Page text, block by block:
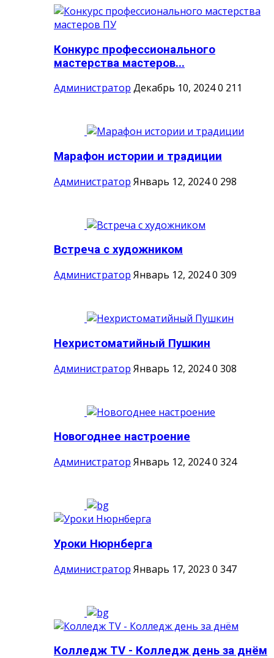
Конкурс профессионального
мастерства мастеров...
Администратор Декабрь 10, 20240 211
Марафон истории и традиции
Администратор Январь 12, 20240 298
Встреча с художником
Администратор Январь 12, 20240 309
Нехристоматийный Пушкин
Администратор Январь 12, 20240 308
Новогоднее настроение
Администратор Январь 12, 20240 324
Уроки Нюрнберга
Администратор Январь 17, 2023 0 347
Колледж ТV - Колледж день за днём